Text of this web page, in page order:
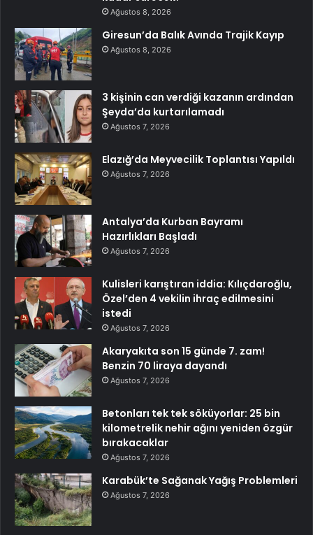
Ağustos 8, 2026
Giresun’da Balık Avında Trajik Kayıp
Ağustos 8, 2026
3 kişinin can verdiği kazanın ardından
Şeyda’da kurtarılamadı
Ağustos 7, 2026
Elazığ’da Meyvecilik Toplantısı Yapıldı
Ağustos 7, 2026
Antalya’da Kurban Bayramı
Hazırlıkları Başladı
Ağustos 7, 2026
Kulisleri karıştıran iddia: Kılıçdaroğlu,
Özel’den 4 vekilin ihraç edilmesini
istedi
Ağustos 7, 2026
Akaryakıta son 15 günde 7. zam!
Benzin 70 liraya dayandı
Ağustos 7, 2026
Betonları tek tek söküyorlar: 25 bin
kilometrelik nehir ağını yeniden özgür
bırakacaklar
Ağustos 7, 2026
Karabük’te Sağanak Yağış Problemleri
Ağustos 7, 2026